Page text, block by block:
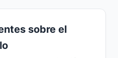
sobre el